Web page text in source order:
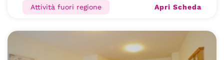
Attività fuori regione Apri Scheda